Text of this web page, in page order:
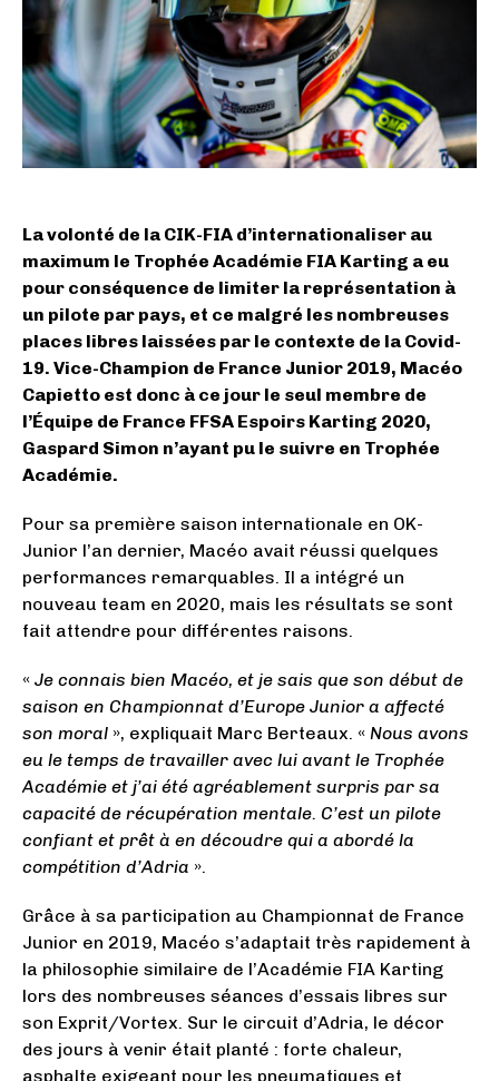
La volonté de la CIK-FIA d’internationaliser au
maximum le Trophée Académie FIA Karting a eu
pour conséquence de limiter la représentation à
un pilote par pays, et ce malgré les nombreuses
places libres laissées par le contexte de la Covid-
19. Vice-Champion de France Junior 2019, Macéo
Capietto est donc à ce jour le seul membre de
l’Équipe de France FFSA Espoirs Karting 2020,
Gaspard Simon n’ayant pu le suivre en Trophée
Académie.
Pour sa première saison internationale en OK-
Junior l’an dernier, Macéo avait réussi quelques
performances remarquables. Il a intégré un
nouveau team en 2020, mais les résultats se sont
fait attendre pour différentes raisons.
« Je connais bien Macéo, et je sais que son début de
saison en Championnat d’Europe Junior a affecté
son moral », expliquait Marc Berteaux. « Nous avons
eu le temps de travailler avec lui avant le Trophée
Académie et j’ai été agréablement surpris par sa
capacité de récupération mentale. C’est un pilote
confiant et prêt à en découdre qui a abordé la
compétition d’Adria ».
Grâce à sa participation au Championnat de France
Junior en 2019, Macéo s’adaptait très rapidement à
la philosophie similaire de l’Académie FIA Karting
lors des nombreuses séances d’essais libres sur
son Exprit/Vortex. Sur le circuit d’Adria, le décor
des jours à venir était planté : forte chaleur,
asphalte exigeant pour les pneumatiques et